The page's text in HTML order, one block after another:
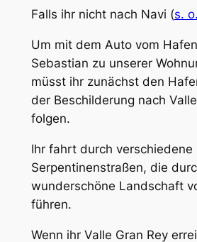
Falls ihr nicht nach Navi (s. o.
Um mit dem Auto vom
Sebastian zu unserer
müsst ihr zunächst den
der Beschilderung nach
folgen.
Ihr fahrt durch verschiedene
Serpentinenstraßen, die
wunderschöne Landschaft
führen.
Wenn ihr Valle Gran Rey